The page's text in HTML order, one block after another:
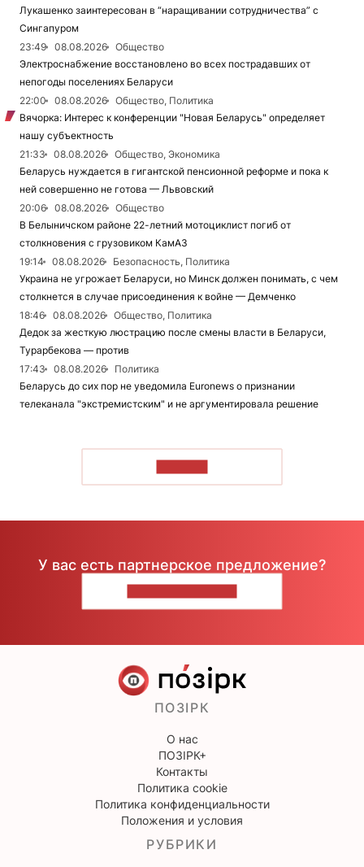
Лукашенко заинтересован в “наращивании сотрудничества” с
Сингапуром
23:49
08.08.2026
Общество
Электроснабжение восстановлено во всех пострадавших от
непогоды поселениях Беларуси
22:00
08.08.2026
Общество, Политика
Вячорка: Интерес к конференции "Новая Беларусь" определяет
нашу субъектность
21:33
08.08.2026
Общество, Экономика
Беларусь нуждается в гигантской пенсионной реформе и пока к
ней совершенно не готова — Львовский
20:06
08.08.2026
Общество
В Белыничском районе 22-летний мотоциклист погиб от
столкновения с грузовиком КамАЗ
19:14
08.08.2026
Безопасность, Политика
Украина не угрожает Беларуси, но Минск должен понимать, с чем
столкнется в случае присоединения к войне — Демченко
18:46
08.08.2026
Общество, Политика
Дедок за жесткую люстрацию после смены власти в Беларуси,
Турарбекова — против
17:43
08.08.2026
Политика
Беларусь до сих пор не уведомила Euronews о признании
телеканала "экстремистским" и не аргументировала решение
У вас есть партнерское предложение?
ПОЗІРК
О нас
ПОЗІРК+
Контакты
Политика cookie
Политика конфиденциальности
Положения и условия
РУБРИКИ